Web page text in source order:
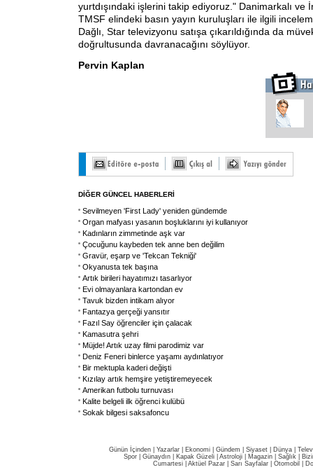
yurtdışındaki işlerini takip ediyoruz." Danimarkalı ve
TMSF elindeki basın yayın kuruluşları ile ilgili
Dağlı, Star televizyonu satışa çıkarıldığında da
doğrultusunda davranacağını söylüyor.
Pervin Kaplan
DİĞER GÜNCEL HABERLERİ
Sevilmeyen 'First Lady' yeniden gündemde
Organ mafyası yasanın boşluklarını iyi kullanıyor
Kadınların zimmetinde aşk var
Çocuğunu kaybeden tek anne ben değilim
Gravür, eşarp ve 'Tekcan Tekniği'
Okyanusta tek başına
Artık birileri hayatımızı tasarlıyor
Evi olmayanlara kartondan ev
Tavuk bizden intikam alıyor
Fantazya gerçeği yansıtır
Fazıl Say öğrenciler için çalacak
Kamasutra şehri
Müjde! Artık uzay filmi parodimiz var
Deniz Feneri binlerce yaşamı aydınlatıyor
Bir mektupla kaderi değişti
Kızılay artık hemşire yetiştiremeyecek
Amerikan futbolu turnuvası
Kalite belgeli ilk öğrenci kulübü
Sokak bilgesi saksafoncu
Günün İçinden Yazarlar Ekonomi Gündem Siyaset Dünya |
Spor
Günaydın Kapak Güzeli Astroloji Magazin Sağlık
Cumartesi| Aktüel Pazar| Sarı Sayfalar| Otomobil